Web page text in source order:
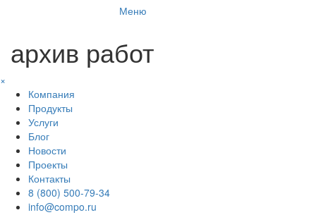
Меню
архив работ
×
Компания
Продукты
Услуги
Блог
Новости
Проекты
Контакты
8 (800) 500-79-34
info@compo.ru